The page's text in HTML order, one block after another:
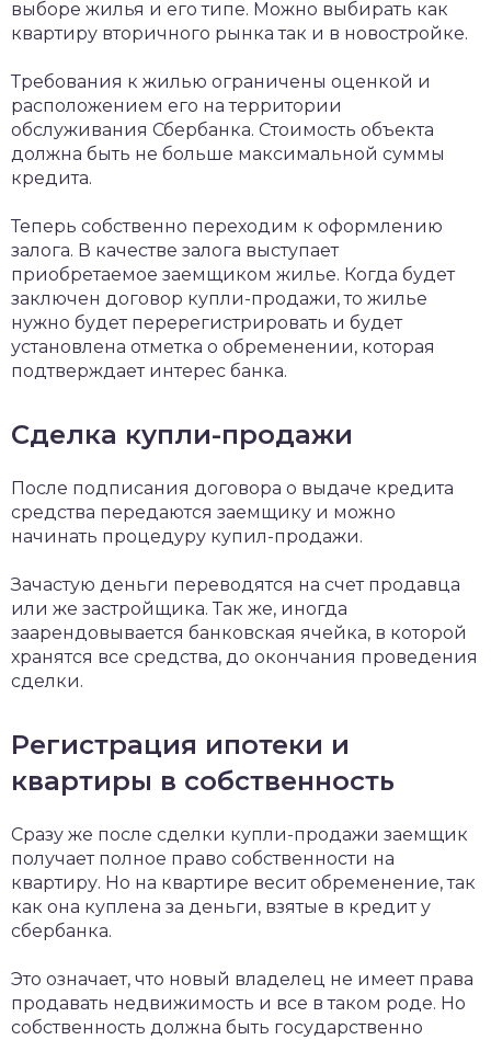
выборе жилья и его типе. Можно выбирать как
квартиру вторичного рынка так и в новостройке.
Требования к жилью ограничены оценкой и
расположением его на территории
обслуживания Сбербанка. Стоимость объекта
должна быть не больше максимальной суммы
кредита.
Теперь собственно переходим к оформлению
залога. В качестве залога выступает
приобретаемое заемщиком жилье. Когда будет
заключен договор купли-продажи, то жилье
нужно будет перерегистрировать и будет
установлена отметка о обременении, которая
подтверждает интерес банка.
Сделка купли-продажи
После подписания договора о выдаче кредита
средства передаются заемщику и можно
начинать процедуру купил-продажи.
Зачастую деньги переводятся на счет продавца
или же застройщика. Так же, иногда
заарендовывается банковская ячейка, в которой
хранятся все средства, до окончания проведения
сделки.
Регистрация ипотеки и
квартиры в собственность
Сразу же после сделки купли-продажи заемщик
получает полное право собственности на
квартиру. Но на квартире весит обременение, так
как она куплена за деньги, взятые в кредит у
сбербанка.
Это означает, что новый владелец не имеет права
продавать недвижимость и все в таком роде. Но
собственность должна быть государственно